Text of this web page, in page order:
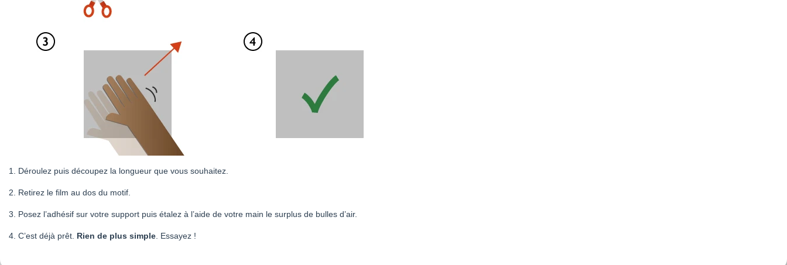
1. Déroulez puis découpez la longueur que vous souhaitez.
2. Retirez le film au dos du motif.
3. Posez l’adhésif sur votre support puis étalez à l’aide de votre main le surplus de bulles d’air.
4. C’est déjà prêt. Rien de plus simple. Essayez !